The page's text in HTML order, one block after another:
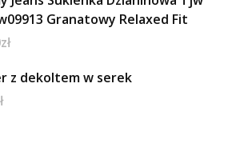
Granatowy Relaxed Fit
zł
z dekoltem w serek